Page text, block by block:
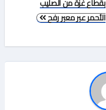
بقطاع غزة من الصليب
الأحمر عبر معبر رفح